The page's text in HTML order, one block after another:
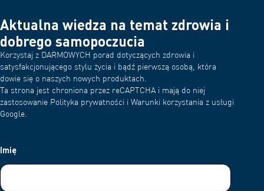
Aktualna wiedza na temat zdrowia i
dobrego samopoczucia
Korzystaj z DARMOWYCH porad dotyczących zdrowia i
satysfakcjonującego stylu życia i bądź pierwszą osobą, która
dowie się o naszych nowych produktach.
Ta strona jest chroniona przez reCAPTCHA i mają do niej
zastosowanie Polityka prywatności i Warunki korzystania z usługi
Google.
Imię